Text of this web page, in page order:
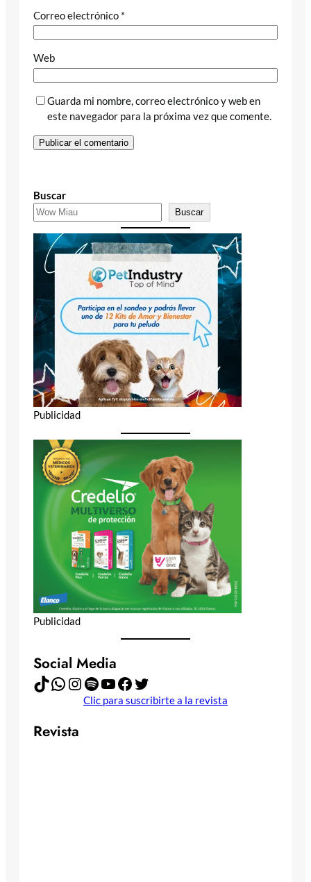
Correo electrónico *
Web
Guarda mi nombre, correo electrónico y web en
este navegador para la próxima vez que comente.
Buscar
Buscar
Publicidad
Publicidad
Social Media
TikTok WhatsApp Instagram Spotify YouTube Facebook Twitter
Clic para suscribirte a la revista
Revista